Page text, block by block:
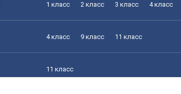
1 класс 2 класс 3 класс 4 класс
4 класс 9 класс 11 класс
11 класс